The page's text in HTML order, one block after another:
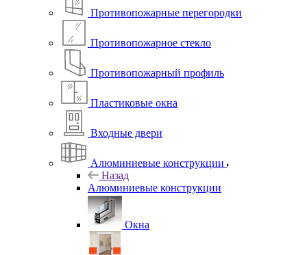
Противопожарные перегородки
Противопожарное стекло
Противопожарный профиль
Пластиковые окна
Входные двери
Алюминиевые конструкции
Назад
Алюминиевые конструкции
Окна